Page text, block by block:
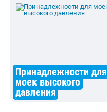
Принадлежности для
моек высокого
давления